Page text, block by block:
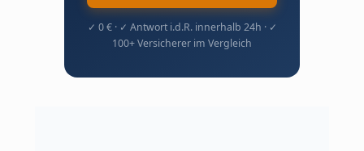
✓ 0 € · ✓ Antwort i.d.R. innerhalb 24h · ✓
100+ Versicherer im Vergleich